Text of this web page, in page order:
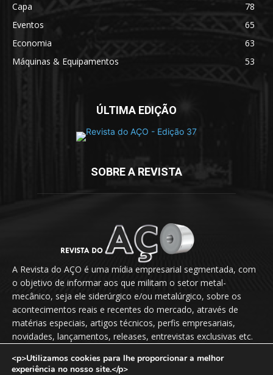
Capa
78
Eventos
65
Economia
63
Máquinas & Equipamentos
53
ÚLTIMA EDIÇÃO
SOBRE A REVISTA
A Revista do AÇO é uma mídia empresarial segmentada, com
o objetivo de informar aos que militam o setor metal-
mecânico, seja ele siderúrgico e/ou metalúrgico, sobre os
acontecimentos reais e recentes do mercado, através de
matérias especiais, artigos técnicos, perfis empresariais,
novidades, lançamentos, releases, entrevistas exclusivas etc.
Fale Conosco: vendas@revistadoaco.com.br
<p>Utilizamos cookies para lhe proporcionar a melhor
experiência no nosso site.</p>